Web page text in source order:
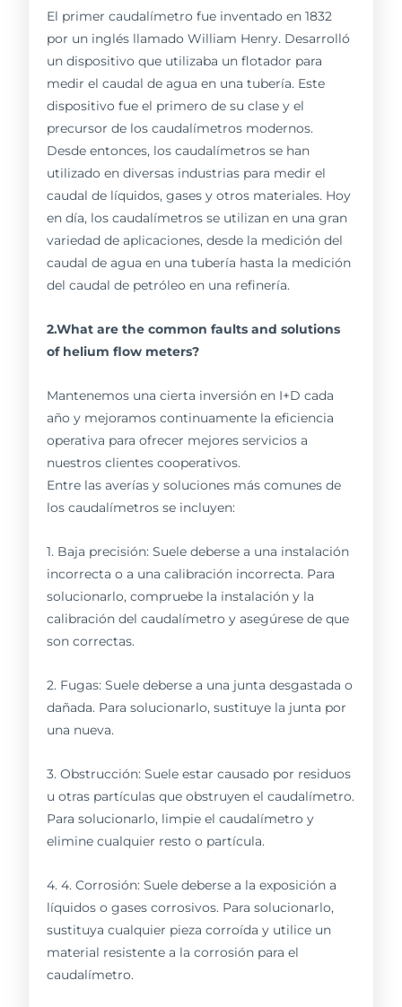
El primer caudalímetro fue inventado en 1832
por un inglés llamado William Henry. Desarrolló
un dispositivo que utilizaba un flotador para
medir el caudal de agua en una tubería. Este
dispositivo fue el primero de su clase y el
precursor de los caudalímetros modernos.
Desde entonces, los caudalímetros se han
utilizado en diversas industrias para medir el
caudal de líquidos, gases y otros materiales. Hoy
en día, los caudalímetros se utilizan en una gran
variedad de aplicaciones, desde la medición del
caudal de agua en una tubería hasta la medición
del caudal de petróleo en una refinería.
2.What are the common faults and solutions
of helium flow meters?
Mantenemos una cierta inversión en I+D cada
año y mejoramos continuamente la eficiencia
operativa para ofrecer mejores servicios a
nuestros clientes cooperativos.
Entre las averías y soluciones más comunes de
los caudalímetros se incluyen:
1. Baja precisión: Suele deberse a una instalación
incorrecta o a una calibración incorrecta. Para
solucionarlo, compruebe la instalación y la
calibración del caudalímetro y asegúrese de que
son correctas.
2. Fugas: Suele deberse a una junta desgastada o
dañada. Para solucionarlo, sustituye la junta por
una nueva.
3. Obstrucción: Suele estar causado por residuos
u otras partículas que obstruyen el caudalímetro.
Para solucionarlo, limpie el caudalímetro y
elimine cualquier resto o partícula.
4. 4. Corrosión: Suele deberse a la exposición a
líquidos o gases corrosivos. Para solucionarlo,
sustituya cualquier pieza corroída y utilice un
material resistente a la corrosión para el
caudalímetro.